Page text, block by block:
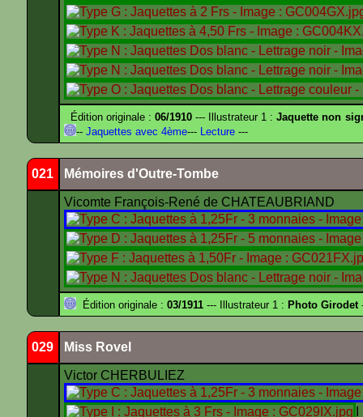
Édition originale :06/1910 --- Illustrateur 1 :Jaquette non
-- Jaquettes avec 4ème--- Lecture ---
021 Mémoires d'Outre-Tombe
Vicomte François-René de CHATEAUBRIAND
Édition originale : 03/1911 --- Illustrateur 1 : Photo Girodet
029 Miss Rovel
Victor CHERBULIEZ